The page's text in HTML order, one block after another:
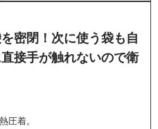
密閉！次に使う袋も自
接手が触れないので衛
圧着。